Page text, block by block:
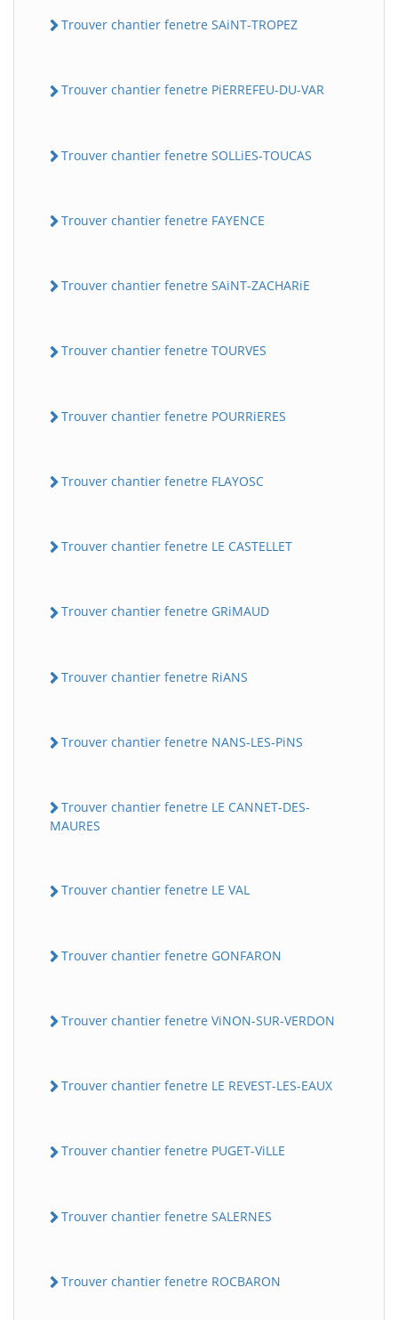
Trouver chantier fenetre SAiNT-TROPEZ
Trouver chantier fenetre PiERREFEU-DU-VAR
Trouver chantier fenetre SOLLiES-TOUCAS
Trouver chantier fenetre FAYENCE
Trouver chantier fenetre SAiNT-ZACHARiE
Trouver chantier fenetre TOURVES
Trouver chantier fenetre POURRiERES
Trouver chantier fenetre FLAYOSC
Trouver chantier fenetre LE CASTELLET
Trouver chantier fenetre GRiMAUD
Trouver chantier fenetre RiANS
Trouver chantier fenetre NANS-LES-PiNS
Trouver chantier fenetre LE CANNET-DES-
MAURES
Trouver chantier fenetre LE VAL
Trouver chantier fenetre GONFARON
Trouver chantier fenetre ViNON-SUR-VERDON
Trouver chantier fenetre LE REVEST-LES-EAUX
Trouver chantier fenetre PUGET-ViLLE
Trouver chantier fenetre SALERNES
Trouver chantier fenetre ROCBARON